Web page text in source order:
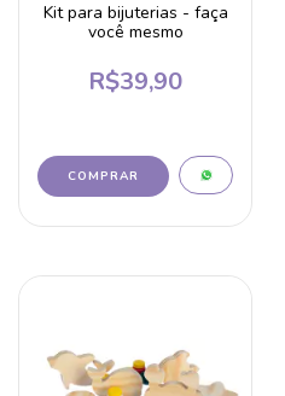
Kit para bijuterias - faça
você mesmo
R$39,90